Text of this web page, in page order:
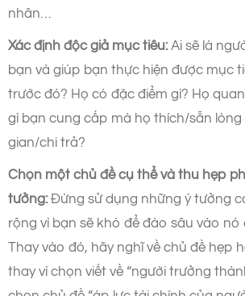
nhân…
Xác định độc giả mục tiêu:Ai sẽ là
bạn và giúp bạn thực hiện được mục
trước đó? Họ có đặc điểm gì? Họ
gì bạn cung cấp mà họ thích/sẵn
gian/chi trả?
Chọn một chủ đề cụ thể và thu hẹp
tưởng:Đừng sử dụng những ý tưởng
rộng vì bạn sẽ khó để đào sâu vào
Thay vào đó, hãy nghĩ về chủ đề hẹp
thay vì chọn viết về “người trưởng